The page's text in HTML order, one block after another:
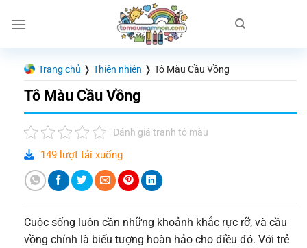
đến
Trang chủ ❭ Thiên nhiên ❭ Tô Màu Cầu Vồng
Tô Màu Cầu Vồng
Đánh giá tranh tô màu
149 lượt tải xuống
Cuộc sống luôn cần những khoảnh khắc rực rỡ, và cầu
vồng chính là biểu tượng hoàn hảo cho điều đó. Với trẻ